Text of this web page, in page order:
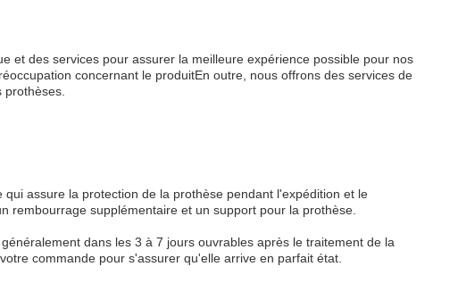
et des services pour assurer la meilleure expérience possible pour nos
concernant le produitEn outre, nous offrons des services de
assure la protection de la prothèse pendant l'expédition et le
rembourrage supplémentaire et un support pour la prothèse.
dans les 3 à 7 jours ouvrables après le traitement de la
commande pour s'assurer qu'elle arrive en parfait état.